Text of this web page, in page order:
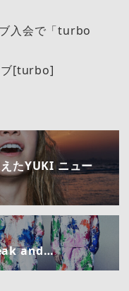
入会で「turbo
ブ[turbo]
たYUKI ニュー
and…